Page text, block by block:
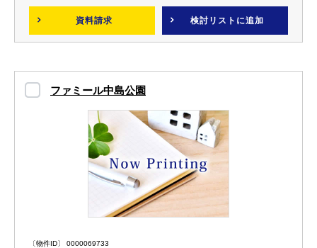
資料請求 検討リスト に追加
ファミール中島公園
〔物件ID〕 0000069733